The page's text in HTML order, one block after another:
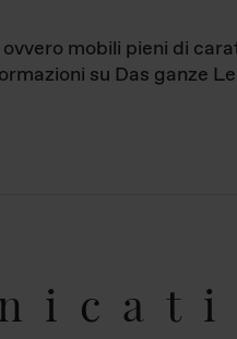
mobili pieni di
su Das ganze